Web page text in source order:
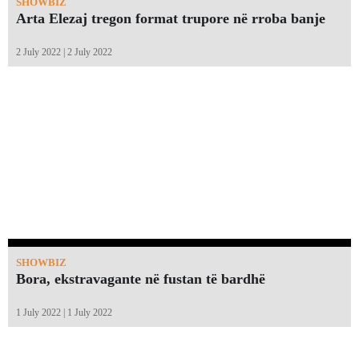
Arta Elezaj tregon format trupore në rroba banje
2 July 2022 | 2 July 2022
SHOWBIZ
Bora, ekstravagante në fustan të bardhë
1 July 2022 | 1 July 2022